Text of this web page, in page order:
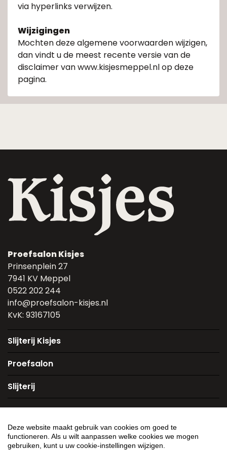
via hyperlinks verwijzen.
Wijzigingen
Mochten deze algemene voorwaarden wijzigen,
dan vindt u de meest recente versie van de
disclaimer van www.kisjesmeppel.nl op deze
pagina.
Proefsalon Kisjes
Prinsenplein 27
7941 KV Meppel
0522 202 244
info@proefsalon-kisjes.nl
KvK: 93167105
Slijterij Kisjes
Proefsalon
Slijterij
Algemene voorwaarden Privacyverklaring
Deze website maakt gebruik van cookies om goed te
functioneren. Als u wilt aanpassen welke cookies we mogen
gebruiken, kunt u uw cookie-instellingen wijzigen.